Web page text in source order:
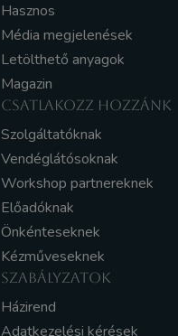
Hasznos
Média megjelenések
Letölthető anyagok
Magazin
CSATLAKOZZ HOZZÁNK
Szolgáltatóknak
Vendéglátósoknak
Workshop partnereknek
Előadóknak
Önkénteseknek
Kézműveseknek
SZABÁLYZATOK
Házirend
Adatkezelési kérések